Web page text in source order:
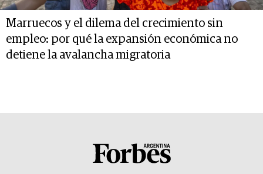
Marruecos y el dilema del crecimiento sin
empleo: por qué la expansión económica no
detiene la avalancha migratoria